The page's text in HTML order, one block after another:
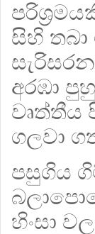
සිහි
අරඹා
වෘත්තීය
ගලවා
පසුගිය
හිංසා